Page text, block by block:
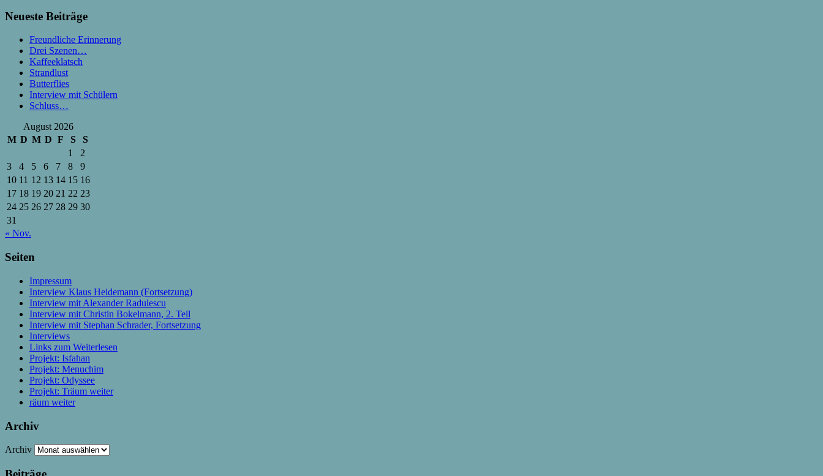
Neueste Beiträge
Freundliche Erinnerung
Drei Szenen…
Kaffeeklatsch
Strandlust
Butterflies
Interview mit Schülern
Schluss…
August 2026
M D M D F S
S
1
2
3
4 5 6 7 8
9
10 11 12 13 14 15 16
17 18 19 20 21 22 23
24 25 26 27 28 29 30
31
« Nov.
Seiten
Impressum
Interview Klaus Heidemann (Fortsetzung)
Interview mit Alexander Radulescu
Interview mit Christin Bokelmann, 2. Teil
Interview mit Stephan Schrader, Fortsetzung
Interviews
Links zum Weiterlesen
Projekt: Isfahan
Projekt: Menuchim
Projekt: Odyssee
Projekt: Träum weiter
räum weiter
Archiv
Archiv